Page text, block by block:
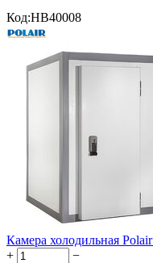
Код:HB40008
Камера холодильная
+
−